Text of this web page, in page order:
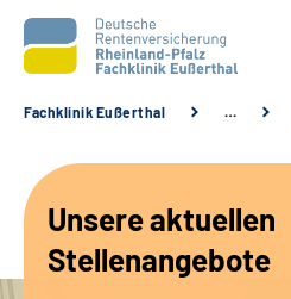
Unsere Angebote
Fachklinik Eußerthal …
Unsere aktuellen
Stellenangebote